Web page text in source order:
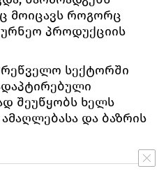
მოიცავს როგორც
პროდუქციის
სექტორში
შეუწყობს ხელს
და ბაზრის